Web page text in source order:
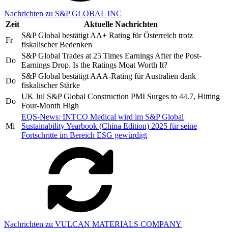
Nachrichten zu S&P GLOBAL INC
Zeit
Aktuelle Nachrichten
Fr
S&P Global bestätigt AA+ Rating für Österreich trotz
fiskalischer Bedenken
Do
S&P Global Trades at 25 Times Earnings After the Post-
Earnings Drop. Is the Ratings Moat Worth It?
Do
S&P Global bestätigt AAA-Rating für Australien dank
fiskalischer Stärke
Do
UK Jul S&P Global Construction PMI Surges to 44.7, Hitting
Four-Month High
Mi
EQS-News: INTCO Medical wird im S&P Global
Sustainability Yearbook (China Edition) 2025 für seine
Fortschritte im Bereich ESG gewürdigt
Nachrichten zu VULCAN MATERIALS COMPANY